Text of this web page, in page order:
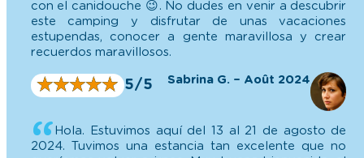
★★★★★
★★★★★ 5/5 Sabrina G. – Août 2024
2024. Tuvimos una estancia tan excelente que no
queríamos volver a irnos. Muy buena bienvenida, el
personal y el guardia de seguridad fueron muy
atentos. El entretenimiento fue excelente. El único
inconveniente fue la falta de visibilidad en la salida